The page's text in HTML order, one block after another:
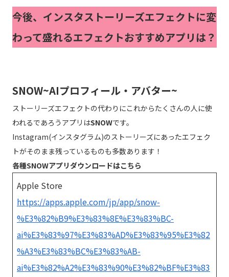
今後、インスタストーリーズエフェクトに変
わって盛れるエフェクトおすすめアプリは？
SNOW~AIプロフィール・アバター~
ストーリーズエフェクトの代わりにこれからたくさんの人に使
われるであろうアプリはSNOWです。
Instagram(インスタグラム)のストーリーズにあったエフェク
トがそのまま残っているものも多数あります！
各種SNOWアプリダウンロードはこちら
Apple Store
https://apps.apple.com/jp/app/snow-
%E3%82%B9%E3%83%8E%E3%83%BC-
ai%E3%83%97%E3%83%AD%E3%83%95%E3%82
%A3%E3%83%BC%E3%83%AB-
ai%E3%82%A2%E3%83%90%E3%82%BF%E3%83